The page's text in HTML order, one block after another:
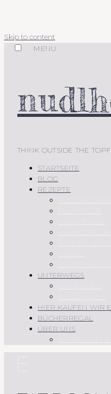
Skip to content
MENU
THINK OUTSIDE THE TOPF
STARTSEITE
BLOG
REZEPTE
UNTERWEGS
HIER KAUFEN WIR
BÜCHERREGAL
ÜBER UNS